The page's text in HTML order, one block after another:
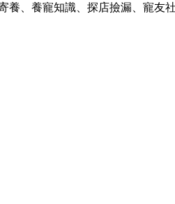
、養寵知識、探店撿漏、寵